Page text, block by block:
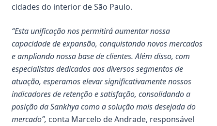
cidades do interior de São Paulo.
“Esta unificação nos permitirá aumentar nossa
capacidade de expansão, conquistando novos mercados
e ampliando nossa base de clientes. Além disso, com
especialistas dedicados aos diversos segmentos de
atuação, esperamos elevar significativamente nossos
indicadores de retenção e satisfação, consolidando a
posição da Sankhya como a solução mais desejada do
mercado”, conta Marcelo de Andrade, responsável